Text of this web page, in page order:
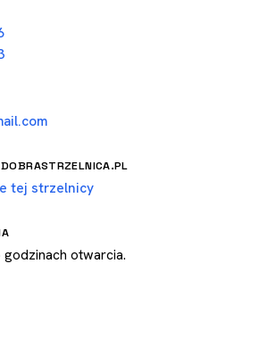
tej strzelnicy
otwarcia.